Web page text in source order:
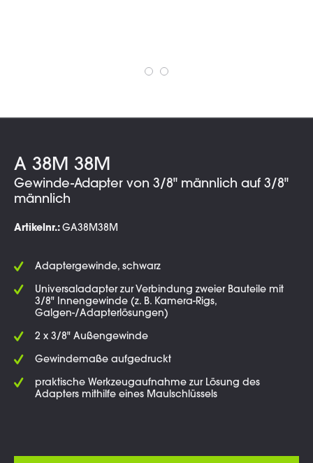
A 38M 38M
Gewinde-Adapter von 3/8" männlich auf 3/8"
männlich
Artikelnr.: GA38M38M
Adaptergewinde, schwarz
Universaladapter zur Verbindung zweier Bauteile mit
3/8" Innengewinde (z. B. Kamera-Rigs,
Galgen-/Adapterlösungen)
2 x 3/8" Außengewinde
Gewindemaße aufgedruckt
praktische Werkzeugaufnahme zur Lösung des
Adapters mithilfe eines Maulschlüssels